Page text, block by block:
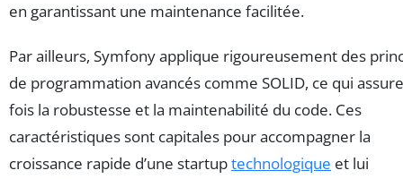
en garantissant une maintenance facilitée.
Par ailleurs, Symfony applique rigoureusement des
de programmation avancés comme SOLID, ce qui
fois la robustesse et la maintenabilité du code. Ces
caractéristiques sont capitales pour accompagner la
croissance rapide d’une startuptechnologique et lui